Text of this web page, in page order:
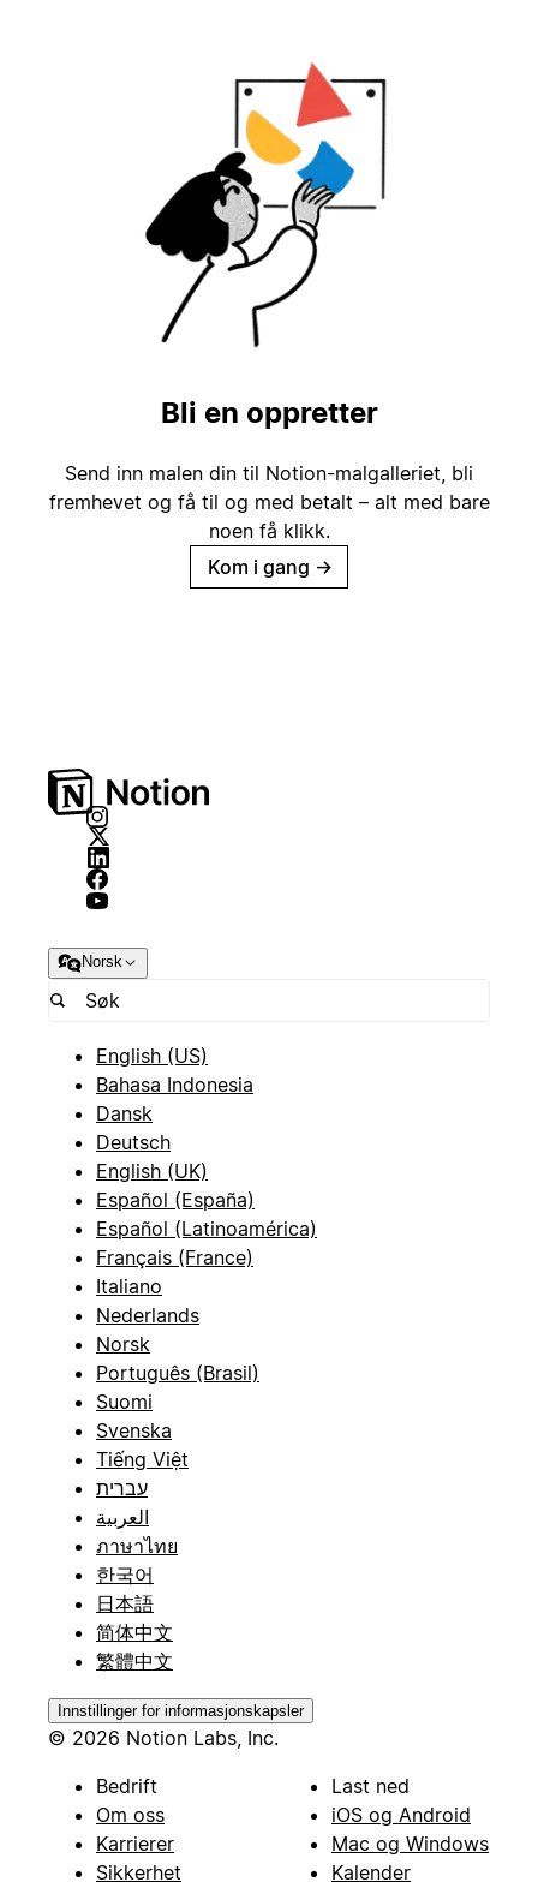
Bli en oppretter
Send inn malen din til Notion-malgalleriet, bli
fremhevet og få til og med betalt – alt med bare
noen få klikk.
Kom i gang →
Norsk
English (US)
Bahasa Indonesia
Dansk
Deutsch
English (UK)
Español (España)
Español (Latinoamérica)
Français (France)
Italiano
Nederlands
Norsk
Português (Brasil)
Suomi
Svenska
Tiếng Việt
עברית
العربية
ภาษาไทย
한국어
日本語
简体中文
繁體中文
Innstillinger for informasjonskapsler
© 2026 Notion Labs, Inc.
Bedrift
Om oss
Karrierer
Sikkerhet
Last ned
iOS og Android
Mac og Windows
Kalender